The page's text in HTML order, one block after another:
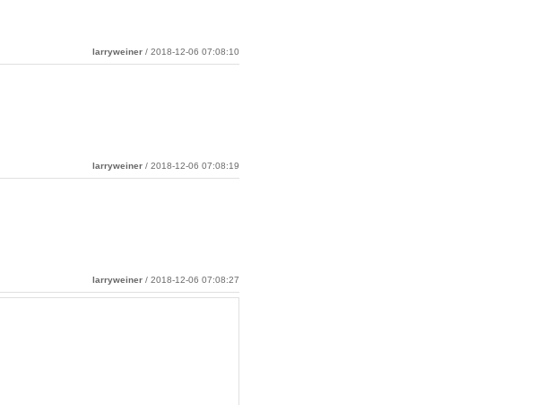
larryweiner / 2018-12-06 07:08:10
larryweiner / 2018-12-06 07:08:19
larryweiner / 2018-12-06 07:08:27